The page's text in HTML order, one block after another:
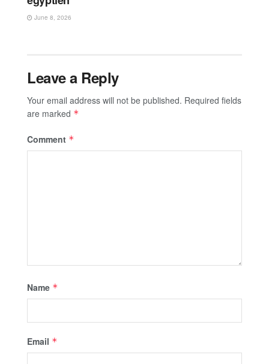
June 8, 2026
Leave a Reply
Your email address will not be published. Required fields
are marked *
Comment *
Name *
Email *